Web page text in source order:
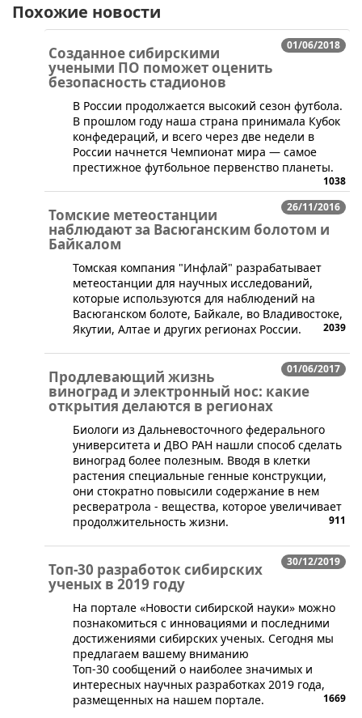
Похожие новости
01/06/2018
Созданное сибирскими
учеными ПО поможет оценить
безопасность стадионов
В России продолжается высокий сезон футбола.
В прошлом году наша страна принимала Кубок
конфедераций, и всего через две недели в
России начнется Чемпионат мира — самое
престижное футбольное первенство планеты.
1038
26/11/2016
Томские метеостанции
наблюдают за Васюганским болотом и
Байкалом
​Томская компания "Инфлай" разрабатывает
метеостанции для научных исследований,
которые используются для наблюдений на
Васюганском болоте, Байкале, во Владивостоке,
Якутии, Алтае и других регионах России.
2039
01/06/2017
Продлевающий жизнь
виноград и электронный нос: какие
открытия делаются в регионах
​Биологи из Дальневосточного федерального
университета и ДВО РАН нашли способ сделать
виноград более полезным. Вводя в клетки
растения специальные генные конструкции,
они стократно повысили содержание в нем
ресвератрола - вещества, которое увеличивает
продолжительность жизни.
911
30/12/2019
Топ-30 разработок сибирских
ученых в 2019 году
На портале «Новости сибирской науки» можно
познакомиться с инновациями и последними
достижениями сибирских ученых. Сегодня мы
предлагаем вашему вниманию
Топ-30 сообщений о наиболее значимых и
интересных научных разработках 2019 года,
размещенных на нашем портале.
1669